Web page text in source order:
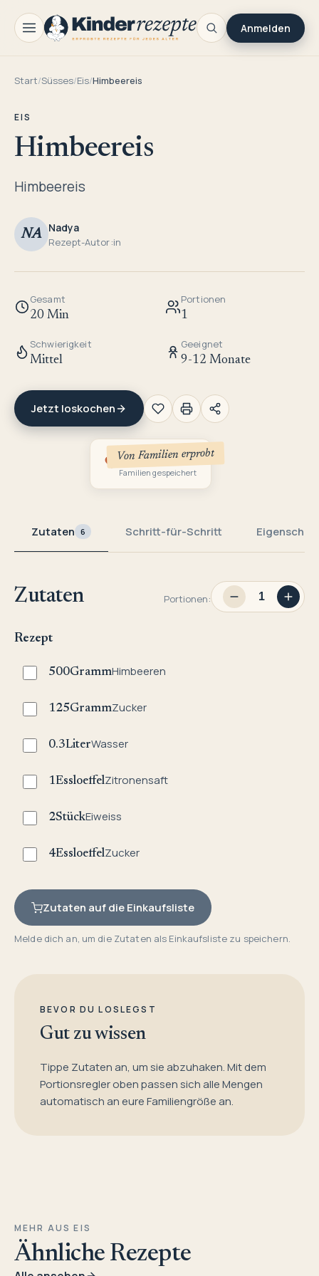
Anmelden
Start/Süsses/Eis/Himbeereis
EIS
Himbeereis
Himbeereis
NA Nadya
Rezept-Autor:in
Gesamt
20 Min
Portionen
1
Schwierigkeit
Mittel
Geeignet
9-12 Monate
Jetzt loskochen
Von Familien erprobt
1
Familien gespeichert
Zutaten 6 Schritt-für-Schritt
Zutaten Portionen:
Rezept
500GrammHimbeeren
125GrammZucker
0.3LiterWasser
1EssloeffelZitronensaft
2StückEiweiss
4EssloeffelZucker
Zutaten auf die Einkaufsliste
Melde dich an, um die Zutaten als Einkaufsliste zu speichern.
BEVOR DU LOSLEGST
Gut zu wissen
Tippe Zutaten an, um sie abzuhaken. Mit dem
Portionsregler oben passen sich alle Mengen
automatisch an eure Familiengröße an.
MEHR AUS EIS
Ähnliche Rezepte